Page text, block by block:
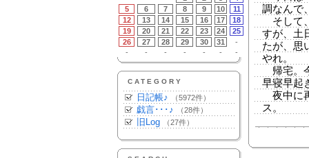
5
6 7 8 9 10
11
12
13 14 15 16 17
18
19
20 21 22 23 24
25
26
27 28 29 30 31
-
-
- - - - - -
CATEGORY
日記帳♪ （5972件）
戯言･･･♪ （28件）
旧Log （27件）
調なんで
そして
すが、土
たが、思
やれ。
帰宅。
早寝早起
夜中に
ス。